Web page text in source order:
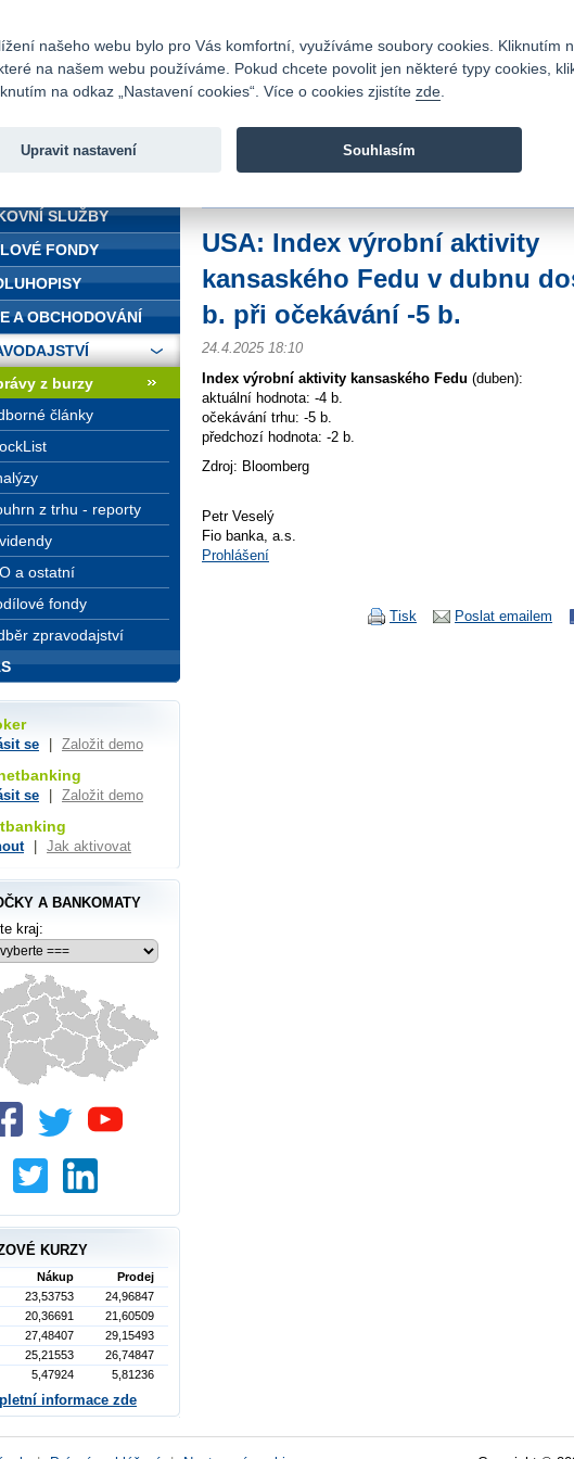
Fio banka
Fio banka je moderní česká banka.
USA: Index výrobní aktivity
kansaského Fedu v dubnu
b. při očekávání -5 b.
24.4.2025 18:10
Index výrobní aktivity kansaského Fedu (duben):
aktuální hodnota: -4 b.
očekávání trhu: -5 b.
předchozí hodnota: -2 b.
Zdroj: Bloomberg
Petr Veselý
Fio banka, a.s.
Prohlášení
Poslat emailem
Tisk
SLUŽBY
FONDY
A OBCHODOVÁNÍ
z burzy
články
z trhu - reporty
a ostatní
fondy
zpravodajství
se Založit demo
se Založit demo
Jak aktivovat
A BANKOMATY
kraj:
KURZY
Nákup
Prodej
23,53753
24,96847
20,36691
21,60509
27,48407
29,15493
25,21553
26,74847
5,47924 5,81236
informace zde
našeho webu bylo pro Vás komfortní, využíváme soubory cookies. Kliknutím
na našem webu používáme. Pokud chcete povolit jen některé typy cookies,
na odkaz „Nastavení cookies“. Více o cookies zjistíte zde
Upravit nastavení Souhlasím